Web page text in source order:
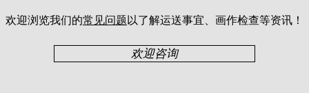
欢迎浏览我们的常见问题以了解运送事宜、画作检查等资讯！​
欢迎咨询